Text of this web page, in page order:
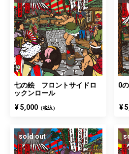
七の絵 フロントサイドロ
ックンロール
¥ 5,000 （税込）
0
¥
sold out